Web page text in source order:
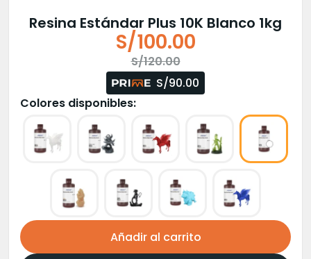
Resina Estándar Plus 10K Blanco 1kg
S/120.00
original
era:
S/120.00.
S/100.00
actual
es:
S/100.00.
S/90.00
Colores disponibles:
Añadir al carrito